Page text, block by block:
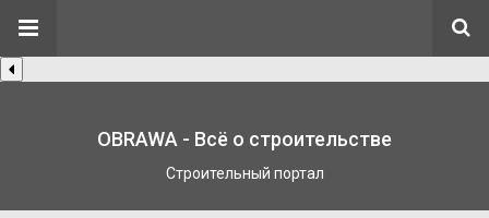
OBRAWA - Всё о строительстве
Строительный портал